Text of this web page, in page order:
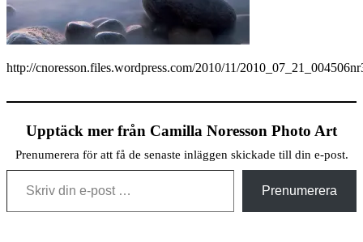
http://cnoresson.files.wordpress.com/2010/11/
Upptäck mer från Camilla Noresson Photo Art
Prenumerera för att få de senaste inläggen skickade till din e-post.
Skriv din e-post …
Prenumerera